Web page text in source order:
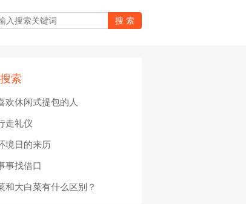
索
欢休闲式提包的人
走礼仪
境日的来历
事找借口
和大白菜有什么区别？